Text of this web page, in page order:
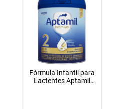
Fórmula Infantil para
Lactentes Aptamil